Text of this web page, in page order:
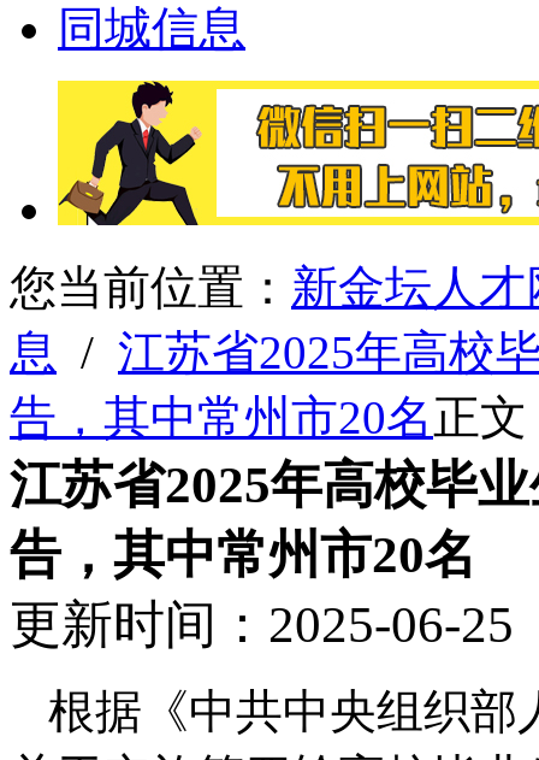
同城信息
您当前位置： 新金坛人才
息 / 江苏省2025年高校
告，其中常州市20名正文
江苏省2025年高校毕
告，其中常州市20名
更新时间：2025-06-
根据《中共中央组织部